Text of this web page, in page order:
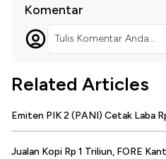
Komentar
Tulis Komentar Anda...
Related Articles
Emiten PIK 2 (PANI) Cetak Laba
Jualan Kopi Rp 1 Triliun, FORE